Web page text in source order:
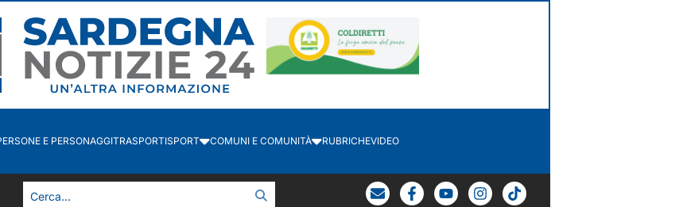
E PERSONAGGITRASPORTISPORT COMUNI E COMUNITÀ RUBRICHEVIDEO